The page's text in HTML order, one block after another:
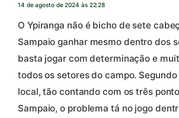
14 de agosto de 2024 às 22:28
O Ypiranga não é bicho de sete
Sampaio ganhar mesmo dentro dos
basta jogar com determinação e
todos os setores do campo.
local, tão contando com os três
Sampaio, o problema tá no jogo